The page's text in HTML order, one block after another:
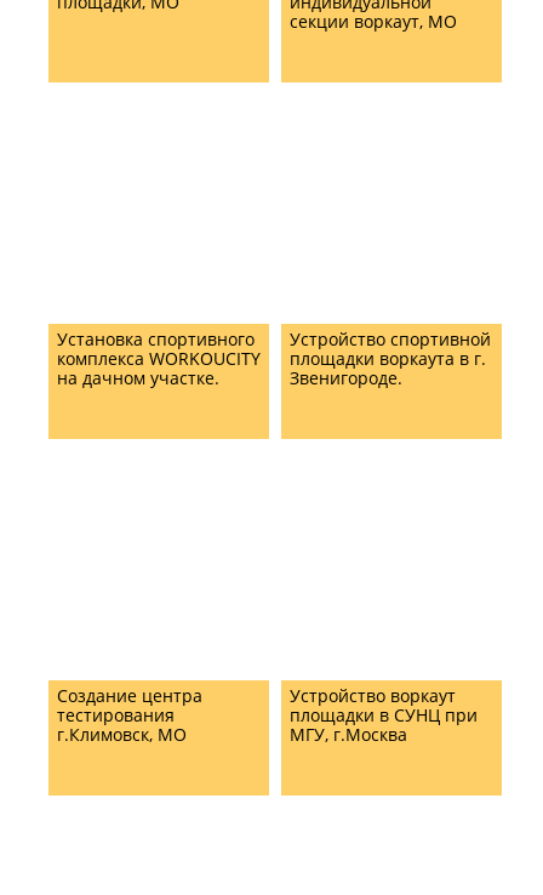
секции воркаут, МО
Установка спортивного
комплекса WORKOUCITY
на дачном участке.
Устройство спортивной
площадки воркаута в г.
Звенигороде.
Создание центра
тестирования
г.Климовск, МО
Устройство воркаут
площадки в СУНЦ при
МГУ, г.Москва